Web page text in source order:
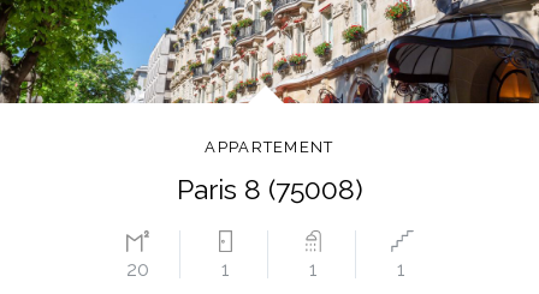
APPARTEMENT
Paris 8 (75008)
20 1 1 1